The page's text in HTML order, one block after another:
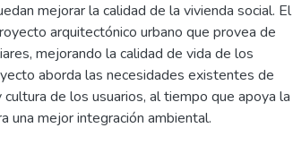
mejorar la calidad de la vivienda social. El
arquitectónico urbano que provea de
mejorando la calidad de vida de los
aborda las necesidades existentes de
cultura de los usuarios, al tiempo que apoya la
una mejor integración ambiental.